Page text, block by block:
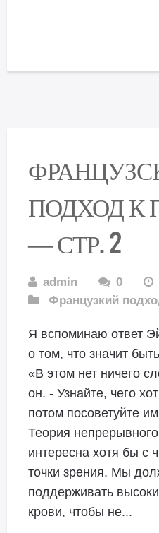
ПОДХОД К
— СТР. 2
admin
0
Французкий
Я вспоминаю ответ
о том, что значит
«В этом нет ничего
он. - Узнайте, чего
потом посоветуйте
Теория
интересна хотя бы с
точки зрения. Мы
поддерживать
крови, чтобы не...